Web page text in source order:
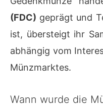
(FDC) geprägt und
ist, übersteigt ihr
abhängig vom
Münzmarktes.
Wann wurde die